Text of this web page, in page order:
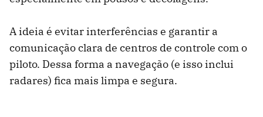
A ideia é evitar interferências e garantir a
comunicação clara de centros de controle com o
piloto. Dessa forma a navegação (e isso inclui
radares) fica mais limpa e segura.